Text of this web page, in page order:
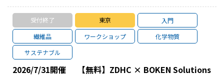
受付終了 東京
入門
繊維品
ワークショップ
化学物質
サステナブル
2026/7/31開催
【無料】ZDHC × BOKEN Solutions